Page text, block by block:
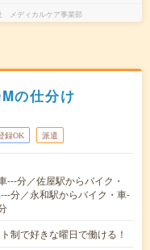
メディカルケア事業部
の仕分け
録OK 派遣
---分／佐屋駅からバイク・
分／永和駅からバイク・車-
制で好きな曜日で働ける！